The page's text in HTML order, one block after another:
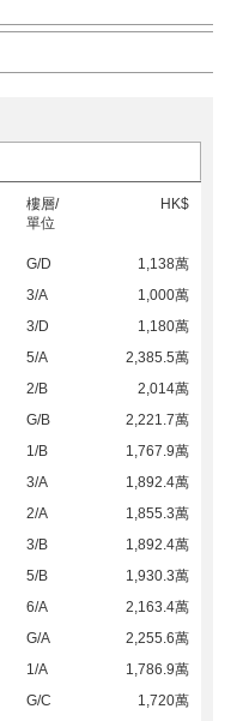
樓層/
單位
HK$
G/D
1,138萬
3/A
1,000萬
3/D
1,180萬
5/A
2,385.5萬
2/B
2,014萬
G/B
2,221.7萬
1/B
1,767.9萬
3/A
1,892.4萬
2/A
1,855.3萬
3/B
1,892.4萬
5/B
1,930.3萬
6/A
2,163.4萬
G/A
2,255.6萬
1/A
1,786.9萬
G/C
1,720萬